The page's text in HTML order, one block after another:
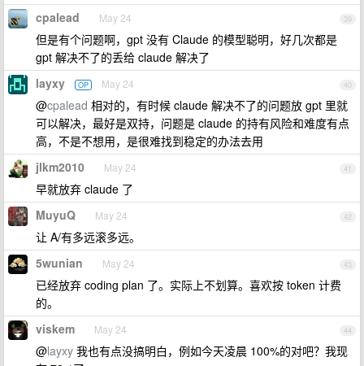
39
cpalead May 24
但是有个问题啊，gpt 没有 Claude 的模型聪明，好几次都是
gpt 解决不了的丢给 claude 解决了
40
layxy OP May 24
@cpalead 相对的，有时候 claude 解决不了的问题放 gpt 里就
可以解决，最好是双持，问题是 claude 的持有风险和难度有点
高，不是不想用，是很难找到稳定的办法去用
41
jlkm2010 May 24
早就放弃 claude 了
42
MuyuQ May 24
让 A/有多远滚多远。
43
5wunian May 24
已经放弃 coding plan 了。实际上不划算。喜欢按 token 计费
的。
44
viskem May 24
@layxy 我也有点没搞明白，例如今天凌晨 100%的对吧？我现